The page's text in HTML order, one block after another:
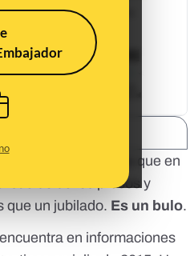
en redes sociales que en
sueldo de los presos y
que un jubilado. Es un bulo.
en informaciones